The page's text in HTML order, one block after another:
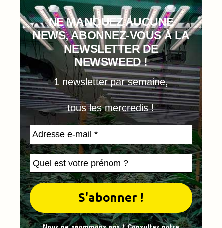
NE MANQUEZ AUCUNE
NEWS, ABONNEZ-VOUS À LA
NEWSLETTER DE
NEWSWEED !
1 newsletter par semaine,
tous les mercredis !